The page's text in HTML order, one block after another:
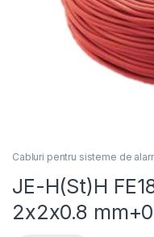
Cabluri pentru sisteme de
JE-H(St)H
2x2x0.8